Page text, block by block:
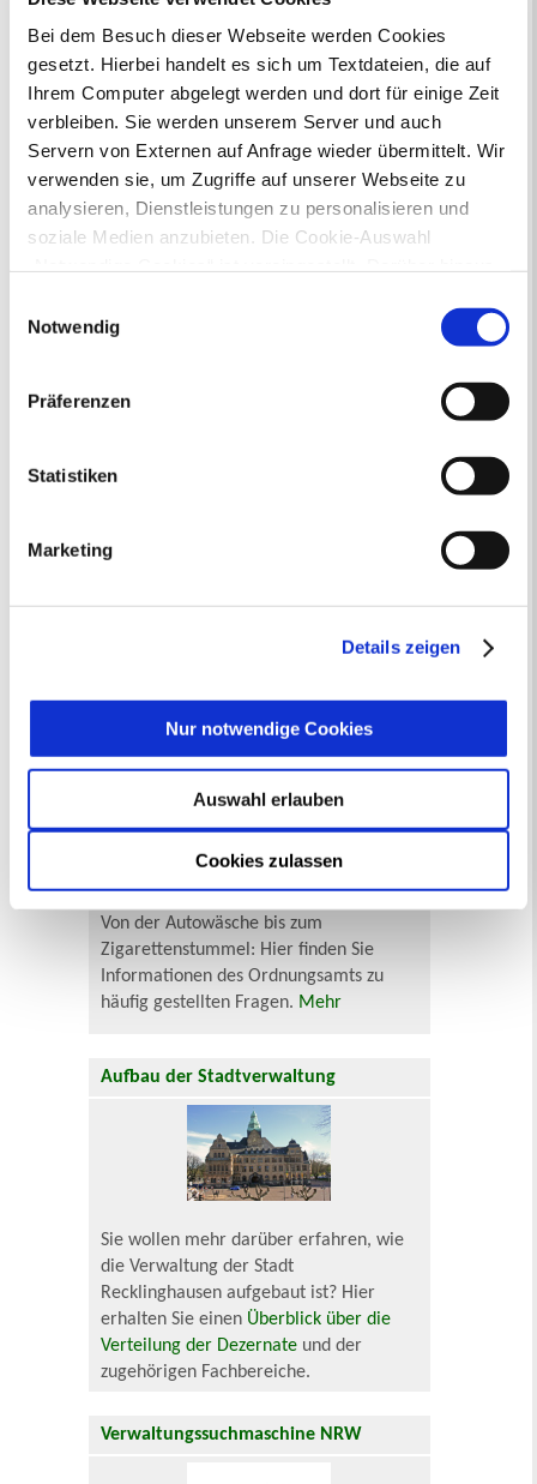
Bei dem Besuch dieser Webseite werden Cookies
gesetzt. Hierbei handelt es sich um Textdateien, die auf
Ihrem Computer abgelegt werden und dort für einige Zeit
verbleiben. Sie werden unserem Server und auch
Servern von Externen auf Anfrage wieder übermittelt. Wir
verwenden sie, um Zugriffe auf unserer Webseite zu
analysieren, Dienstleistungen zu personalisieren und
soziale Medien anzubieten. Die Cookie-Auswahl
Drittländern (USA) mit unzureichendem
Datenschutzniveau verarbeiten. Es besteht die Gefahr,
dass diese zu Kontroll- und Überwachungszwecken von
anderen missbraucht werden, ohne dass Sie sich mit
Arten von Cookies genau gesetzt werden, wie lang sie
gespeichert werden, von wem sie gesetzt wurden und
„Details anzeigen“ erfahren oder der
getroffene Auswahl der gewünschten Cookies kann
jederzeit mit Wirkung für die Zukunft angepasst oder
Notwendig
Präferenzen
Statistiken
Marketing
Details zeigen
Cookies zulassen
Auswahl erlauben
Nur notwendige Cookies
Bürgerbeteiligung
Online-Beteiligungsportal der
Stadtverwaltung
Bauleitplanung: Für Bürger*innen gibt
es Möglichkeiten, sich an
Bebauungsplänen und Änderungen zum
Flächennutzungsplan zu beteiligen.
Aktuelle Bürgerbeteiligungen zu
Aktuelle Bürgerbeteiligungen zu
Neu in Recklinghausen
Behinderung
Arbeitslos
Rund ums Ordnungsamt - Fragen von
A bis Z
Von der Autowäsche bis zum
Zigarettenstummel: Hier finden Sie
Informationen des Ordnungsamts zu
häufig gestellten Fragen. Mehr
Aufbau der Stadtverwaltung
Sie wollen mehr darüber erfahren, wie
die Verwaltung der Stadt
Recklinghausen aufgebaut ist? Hier
erhalten Sie einen Überblick über die
Verteilung der Dezernate und der
zugehörigen Fachbereiche.
Verwaltungssuchmaschine NRW